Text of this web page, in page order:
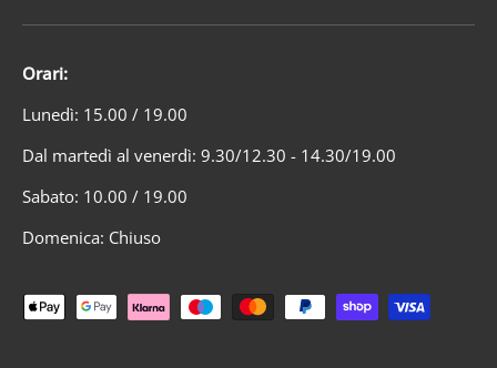
Orari:
Lunedì: 15.00 / 19.00
Dal martedì al venerdì: 9.30/12.30 - 14.30/19.00
Sabato: 10.00 / 19.00
Domenica: Chiuso
Metodi di pagamento accettati